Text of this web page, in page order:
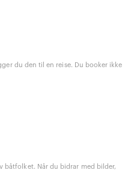
du den til en reise. Du booker ikke
båtfolket. Når du bidrar med bilder,